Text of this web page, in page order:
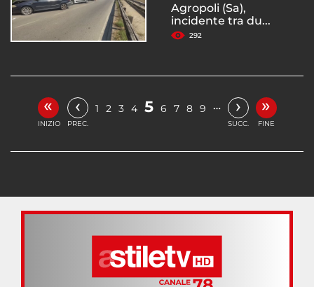
Agropoli (Sa),
incidente tra du...
292
«
INIZIO
‹
PREC.
1 2 3 4 5 6 7 8 9 … ›
SUCC.
»
FINE